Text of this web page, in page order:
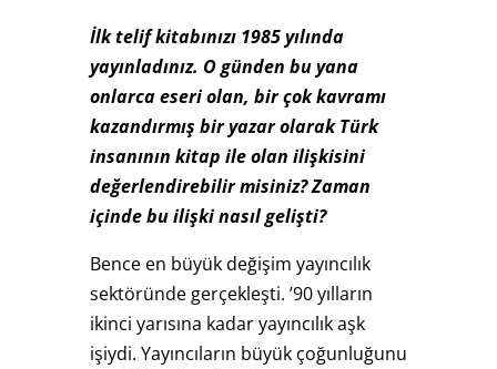
İlk telif kitabınızı 1985 yılında
yayınladınız. O günden bu yana
onlarca eseri olan, bir çok kavramı
kazandırmış bir yazar olarak Türk
insanının kitap ile olan ilişkisini
değerlendirebilir misiniz? Zaman
içinde bu ilişki nasıl gelişti?
Bence en büyük değişim yayıncılık
sektöründe gerçekleşti. ’90 yılların
ikinci yarısına kadar yayıncılık aşk
işiydi. Yayıncıların büyük çoğunluğunu